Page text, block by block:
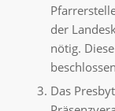
der
nötig.
Das